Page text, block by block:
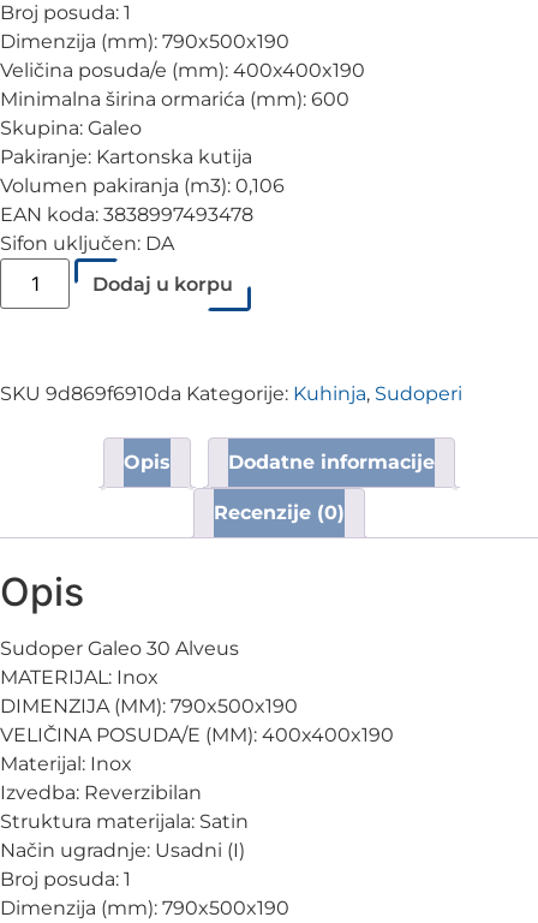
Broj posuda: 1
Dimenzija (mm): 790x500x190
Veličina posuda/e (mm): 400x400x190
Minimalna širina ormarića (mm): 600
Skupina: Galeo
Pakiranje: Kartonska kutija
Volumen pakiranja (m3): 0,106
EAN koda: 3838997493478
Sifon uključen: DA
Dodaj u korpu
SKU 9d869f6910da Kategorije: Kuhinja, Sudoperi
Opis Dodatne informacije
Recenzije (0)
Opis
Sudoper Galeo 30 Alveus
MATERIJAL: Inox
DIMENZIJA (MM): 790x500x190
VELIČINA POSUDA/E (MM): 400x400x190
Materijal: Inox
Izvedba: Reverzibilan
Struktura materijala: Satin
Način ugradnje: Usadni (I)
Broj posuda: 1
Dimenzija (mm): 790x500x190